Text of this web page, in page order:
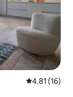
คะแนนเฉลี่ย
4.81 (16)